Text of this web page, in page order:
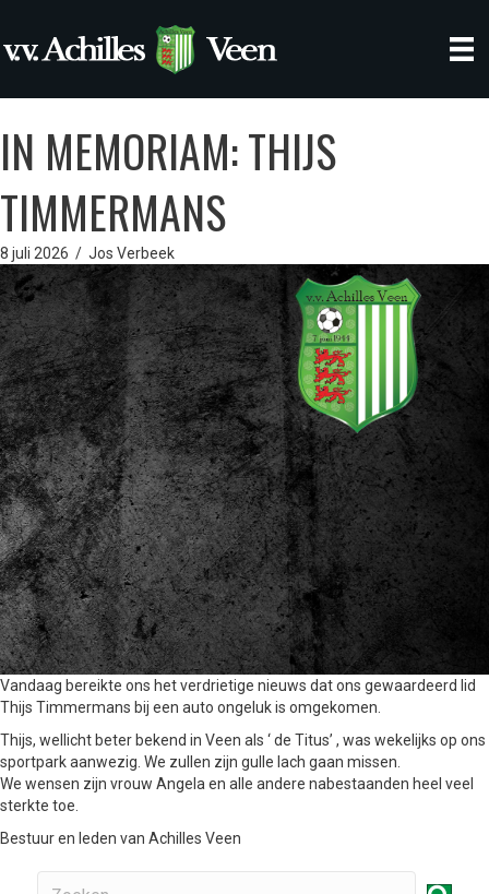
IN MEMORIAM: THIJS
TIMMERMANS
8 juli 2026 / Jos Verbeek
Vandaag bereikte ons het verdrietige nieuws dat ons gewaardeerd lid
Thijs Timmermans bij een auto ongeluk is omgekomen.
Thijs, wellicht beter bekend in Veen als ‘ de Titus’ , was wekelijks op ons
sportpark aanwezig. We zullen zijn gulle lach gaan missen.
We wensen zijn vrouw Angela en alle andere nabestaanden heel veel
sterkte toe.
Bestuur en leden van Achilles Veen